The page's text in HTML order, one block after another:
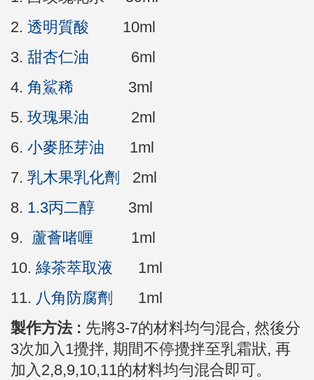
2. 透明質酸 10ml
3. 甜杏仁油
6ml
4. 角鯊稀 3ml
5. 玫瑰果油
2ml
6. 小麥胚芽油 1ml
7. 乳木果乳化劑
2ml
8. 1.3丙二醇 3ml
9. 蘆薈啫喱 1ml
10. 綠茶萃取液 1ml
11. 八角防腐劑
1ml
製作方法 : 先將3-7的材料均勻混合, 然後分
3次加入1攪拌, 期間不停攪拌至乳霜狀, 再
加入2,8,9,10,11的材料均勻混合即可。